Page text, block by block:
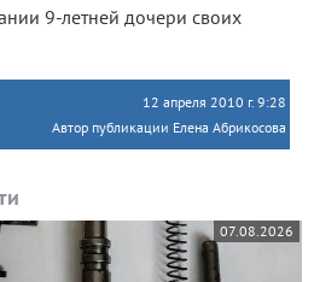
9-летней дочери своих
12 апреля 2010 г. 9:28
Автор публикации Елена Абрикосова
07.08.2026